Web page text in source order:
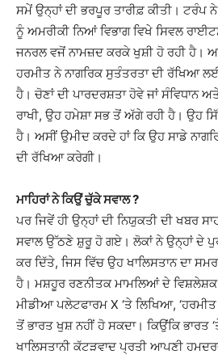
ਸਮੇਂ ਉਨ੍ਹਾਂ ਦੀ ਭਰਪੂਰ ਤਾਰੀਫ਼ ਕੀਤੀ। ਟਰੰਪ
ਨੂੰ ਅਮਰੀਕੀ ਨਿਆਂ ਵਿਭਾਗ ਵਿਖੇ ਸਿਵਲ
ਜਨਰਲ ਵਜੋਂ ਨਾਮਜ਼ਦ ਕਰਕੇ ਖੁਸ਼ੀ ਹੋ ਰਹੀ ਹੈ।
ਹਰਮੀਤ ਨੇ ਨਾਗਰਿਕ ਸੁਤੰਤਰਤਾ ਦੀ ਰੱਖਿਆ
ਹੈ। ਚੋਣਾਂ ਦੀ ਪਾਰਦਰਸ਼ਤਾ ਹੋਵੇ ਜਾਂ ਸੰਵਿਧਾਨ
ਰਾਖੀ, ਉਹ ਹਮੇਸ਼ਾ ਸਭ ਤੋਂ ਅੱਗੇ ਰਹੀ ਹੈ। ਉਹ
ਹੈ। ਅਸੀਂ ਉਮੀਦ ਕਰਦੇ ਹਾਂ ਕਿ ਉਹ ਸਾਡੇ
ਦੀ ਰੱਖਿਆ ਕਰੇਗੀ।
ਮਾਹਿਰਾਂ ਨੇ ਕਿਉਂ ਚੁੱਕੇ ਸਵਾਲ ?
ਪਰ ਜਿਵੇਂ ਹੀ ਉਨ੍ਹਾਂ ਦੀ ਨਿਯੁਕਤੀ ਦੀ ਖਬਰ
ਸਵਾਲ ਉੱਠਣੇ ਸ਼ੁਰੂ ਹੋ ਗਏ। ਲੋਕਾਂ ਨੇ ਉਨ੍ਹਾਂ ਦੇ
ਕਰ ਦਿੱਤੇ, ਜਿਸ ਵਿੱਚ ਉਹ ਖਾਲਿਸਤਾਨ ਦਾ
ਹੈ। ਮਸ਼ਹੂਰ ਰਣਨੀਤਕ ਮਾਮਲਿਆਂ ਦੇ ਵਿਸ਼ਲੇਸ਼ਕ
ਮੀਡੀਆ ਪਲੇਟਫਾਰਮ X ‘ਤੇ ਲਿਖਿਆ,
ਤੋਂ ਭਾਰਤ ਖੁਸ਼ ਨਹੀਂ ਹੋ ਸਕਦਾ। ਕਿਉਂਕਿ ਭਾਰਤ
ਖਾਲਿਸਤਾਨੀ ਕੱਟੜਵਾਦ ਪ੍ਰਤੀ ਆਪਣੀ